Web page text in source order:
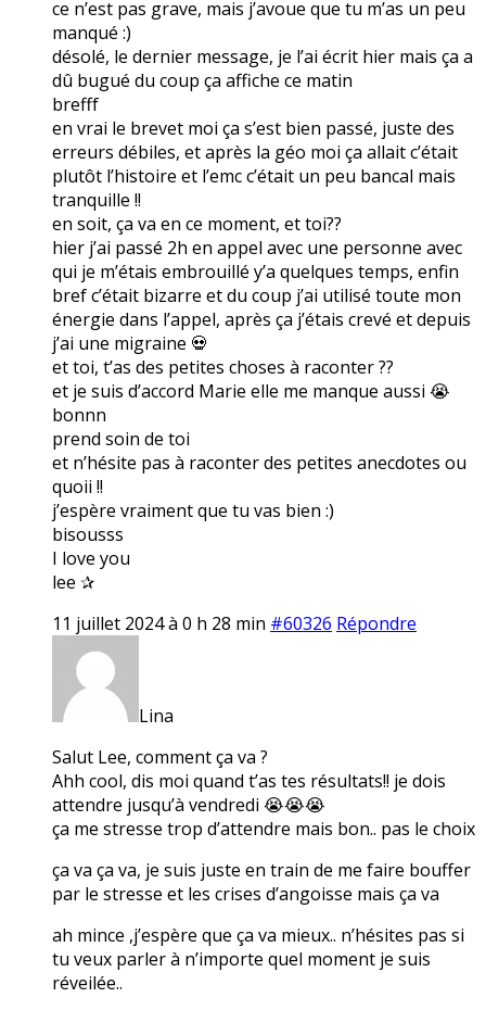
ce n’est pas grave, mais j’avoue que tu m’as un peu
manqué :)
désolé, le dernier message, je l’ai écrit hier mais ça a
dû bugué du coup ça affiche ce matin
brefff
en vrai le brevet moi ça s’est bien passé, juste des
erreurs débiles, et après la géo moi ça allait c’était
plutôt l’histoire et l’emc c’était un peu bancal mais
tranquille !!
en soit, ça va en ce moment, et toi??
hier j’ai passé 2h en appel avec une personne avec
qui je m’étais embrouillé y’a quelques temps, enfin
bref c’était bizarre et du coup j’ai utilisé toute mon
énergie dans l’appel, après ça j’étais crevé et depuis
j’ai une migraine 💀
et toi, t’as des petites choses à raconter ??
et je suis d’accord Marie elle me manque aussi 😭
bonnn
prend soin de toi
et n’hésite pas à raconter des petites anecdotes ou
quoii !!
j’espère vraiment que tu vas bien :)
bisousss
I love you
lee ✰
11 juillet 2024 à 0 h 28 min #60326 Répondre
Lina
Salut Lee, comment ça va ?
Ahh cool, dis moi quand t’as tes résultats!! je dois
attendre jusqu’à vendredi 😭😭😭
ça me stresse trop d’attendre mais bon.. pas le choix
ça va ça va, je suis juste en train de me faire bouffer
par le stresse et les crises d’angoisse mais ça va
ah mince ,j’espère que ça va mieux.. n’hésites pas si
tu veux parler à n’importe quel moment je suis
réveilée..